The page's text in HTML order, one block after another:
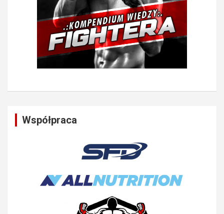
Współpraca